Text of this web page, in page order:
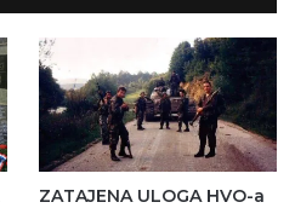
ZATAJENA ULOGA HVO-a